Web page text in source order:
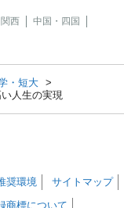
関西
中国・四国
・短大
人生の実現
奨環境
サイトマップ
商標について